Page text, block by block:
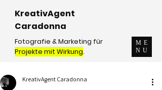
ME
NU
Fotografie & Marketing für
Projekte mit Wirkung.
KreativAgent
Caradonna
KreativAgent Caradonna